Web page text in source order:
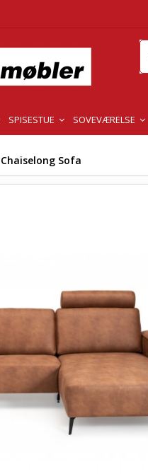
SPISESTUE SOVEVÆRELSE
Chaiselong Sofa